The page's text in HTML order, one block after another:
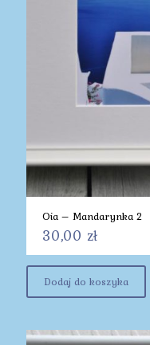
Oia – Mandarynka 2
30,00 zł
Dodaj do koszyka